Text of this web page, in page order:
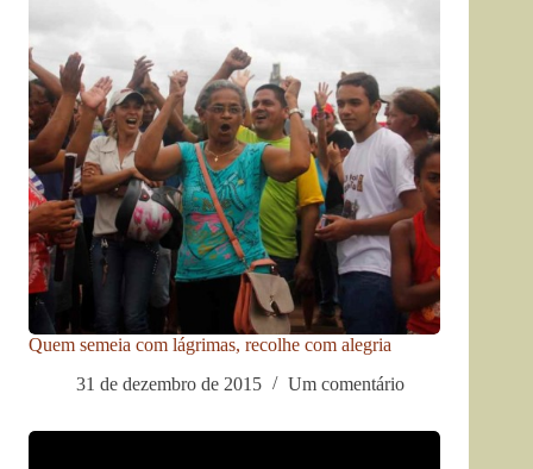
Quem semeia com lágrimas, recolhe com alegria
31 de dezembro de 2015
Um comentário